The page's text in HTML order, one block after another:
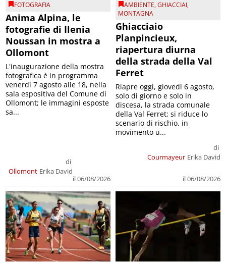
FOTOGRAFIA
Anima Alpina, le
fotografie di Ilenia
Noussan in mostra a
Ollomont
Ollomont
di
Erika David
il 06/08/2026
L'inaugurazione della mostra
fotografica è in programma
venerdì 7 agosto alle 18, nella
sala espositiva del Comune di
Ollomont; le immagini esposte
sa...
AMBIENTE,GHIACCIAI,
MONTAGNA
Ghiacciaio
Planpincieux,
riapertura diurna
della strada della Val
Ferret
Courmayeur
di
Erika David
il 06/08/2026
Riapre oggi, giovedì 6 agosto,
solo di giorno e solo in
discesa, la strada comunale
della Val Ferret; si riduce lo
scenario di rischio, in
movimento u...